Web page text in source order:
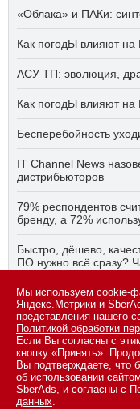
«Облака» и ПАКи:
Как погодЫ влияют
АСУ ТП: эволюция,
Как погодЫ влияют
Бесперебойность
IT Channel News
дистрибьюторов
79% респондентов
бренду, а 72%
Быстро, дёшево,
ПО нужно всё сразу?
АСУ ТП на пятый год
© 2026 ООО «СК
персональных данных,
использования
109147 г. Москва, ул.
495 974-22-60 (доб.
Мы используем cookie-
Яндекс.Метрики и
представления нашего
Политикой обработки
Если Вы согласны с
кнопку «Принять».
Вы подтверждаете, что
об использовании
SberAds, и согласны с
данных.